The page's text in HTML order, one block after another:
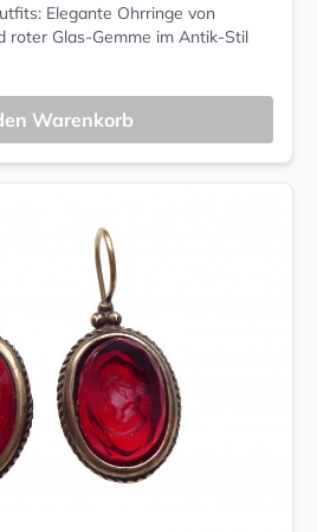
Elegante Ohrringe von
roter Glas-Gemme im Antik-Stil
Warenkorb